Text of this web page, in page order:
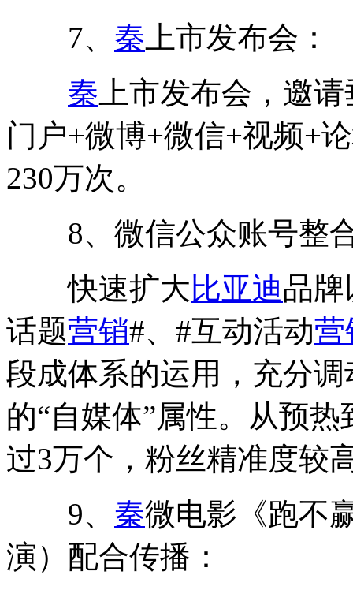
7、 秦 上市发布会：
秦 上市发布会，邀
门户+微博+微信+视频+
230万次。
8、微信公众账号整
快速扩大比亚迪品牌
话题营销#、#互动活动营
段成体系的运用，充分
的“自媒体”属性。从预
过3万个，粉丝精准度较
9、 秦微电影《跑不
演）配合传播：